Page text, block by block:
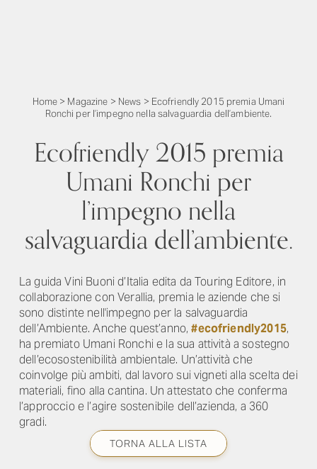
Home > Magazine > News > Ecofriendly 2015 premia Umani
Ronchi per l’impegno nella salvaguardia dell’ambiente.
Ecofriendly 2015 premia
Umani Ronchi per
l’impegno nella
salvaguardia dell’ambiente.
La guida Vini Buoni d’Italia edita da Touring Editore, in
collaborazione con Verallia, premia le aziende che si
sono distinte nell'impegno per la salvaguardia
dell’Ambiente. Anche quest’anno,#ecofriendly2015,
ha premiato Umani Ronchi e la sua attività a sostegno
dell’ecosostenibilità ambientale. Un’attività che
coinvolge più ambiti, dal lavoro sui vigneti alla scelta dei
materiali, fino alla cantina. Un attestato che conferma
l’approccio e l’agire sostenibile dell’azienda, a 360
gradi.
TORNA ALLA LISTA